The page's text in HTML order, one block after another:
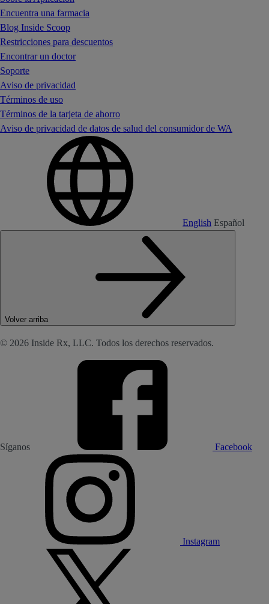
Encuentra una farmacia
Blog Inside Scoop
Restricciones para descuentos
Encontrar un doctor
Soporte
Aviso de privacidad
Términos de uso
Términos de la tarjeta de ahorro
Aviso de privacidad de datos de salud del consumidor de WA
English Español
Volver arriba
© 2026 Inside Rx, LLC. Todos los derechos reservados.
Síganos Facebook
Instagram